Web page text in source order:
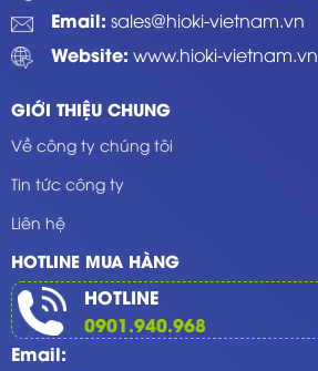
Email: sales@hioki-vietnam.vn
Website: www.hioki-vietnam.vn
GIỚI THIỆU CHUNG
Về công ty chúng tôi
Tin tức công ty
Liên hệ
HOTLINE MUA HÀNG
HOTLINE
0901.940.968
Email: